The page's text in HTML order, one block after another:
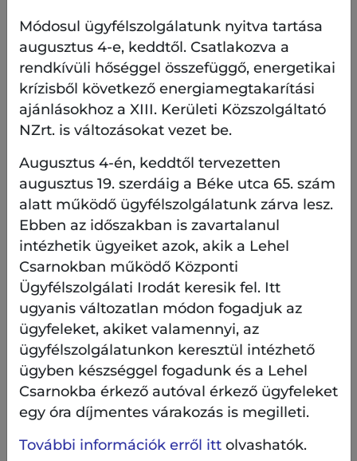
Képzeletszínház és beszélgetés, avagy emberi
sorsok és játszmák – ahogyan a nők látják
Előadják: Hámori Ildikó, Kakasy Dóra, Szamosi
Zsófia és Szalontay Tünde
Moderátor: Tallár Mónika
A Janikovszky Éva írásai alapján életre keltett
halhatatlan nőalakok segítségével gondolkodnak
közösen a 40-45 év feletti lét végpontjairól:
mindennapi mélységeiről és magasságairól.
Őszinte kíváncsisággal és együttérzéssel vallanak
arról, milyen válaszok, megoldások születtek
bennük az élet különféle helyzeteire a negyedik X-
en túl…
’A lemez két oldala’ fergeteges monológjait Szabó
Módosul ügyfélszolgálatunk nyitva tartása
augusztus 4-e, keddtől. Csatlakozva a
rendkívüli hőséggel összefüggő, energetikai
krízisből következő energiamegtakarítási
ajánlásokhoz a XIII. Kerületi Közszolgáltató
NZrt. is változásokat vezet be.
Augusztus 4-én, keddtől tervezetten
augusztus 19. szerdáig a Béke utca 65. szám
alatt működő ügyfélszolgálatunk zárva lesz.
Ebben az időszakban is zavartalanul
intézhetik ügyeiket azok, akik a Lehel
Csarnokban működő Központi
Ügyfélszolgálati Irodát keresik fel. Itt
ugyanis változatlan módon fogadjuk az
ügyfeleket, akiket valamennyi, az
ügyfélszolgálatunkon keresztül intézhető
ügyben készséggel fogadunk és a Lehel
Csarnokba érkező autóval érkező ügyfeleket
egy óra díjmentes várakozás is megilleti.
További információk erről ittolvashatók.